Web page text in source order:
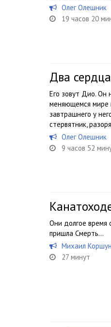
Олег Олешник
19 часов 20
Два
Его зовут Дио. Он
меняющемся мире
завтрашнего у
стервятник,
Олег Олешник
9 часов 52
Они долгое время
пришла Смерть…
Михаил
27 минут